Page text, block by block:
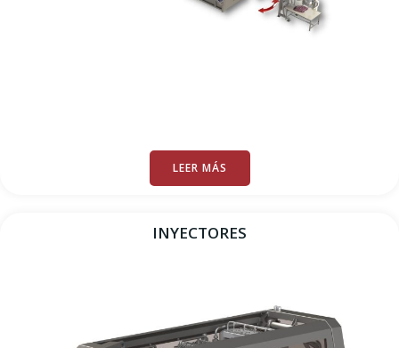
LEER MÁS
INYECTORES